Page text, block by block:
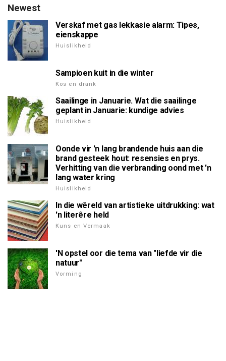
Newest
Verskaf met gas lekkasie alarm: Tipes,
eienskappe
Huislikheid
Sampioen kuit in die winter
Kos en drank
Saailinge in Januarie. Wat die saailinge
geplant in Januarie: kundige advies
Huislikheid
Oonde vir 'n lang brandende huis aan die
brand gesteek hout: resensies en prys.
Verhitting van die verbranding oond met 'n
lang water kring
Huislikheid
In die wêreld van artistieke uitdrukking: wat
'n literêre held
Kuns en Vermaak
'N opstel oor die tema van "liefde vir die
natuur"
Vorming